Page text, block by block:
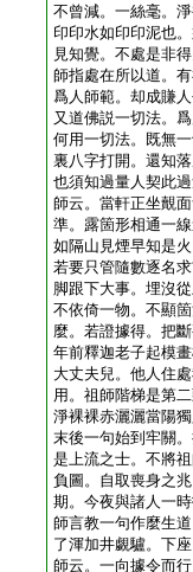
不曾減。一絲毫。
印印水如印印泥也
見知覺。不處是非
師指處在所以道。
爲人師範。却成賺
又道佛説一切法。
何用一切法。既無
裏八字打開。還知
也須知過量人契此
師云。當軒正坐覿
準。露箇形相通一
如隔山見煙早知是
若要只管隨數逐名
脚跟下大事。埋沒
不依倚一物。不顯
麼。若證據得。把
年前釋迦老子起模
大丈夫兒。他人住
用。祖師階梯是第
淨裸裸赤灑灑當陽
末後一句始到牢關
是上流之士。不將
負圖。自取喪身之
期。今夜與諸人一
師言教一句作麼生
了渾加井覷驢。下座
師云。一向據令而